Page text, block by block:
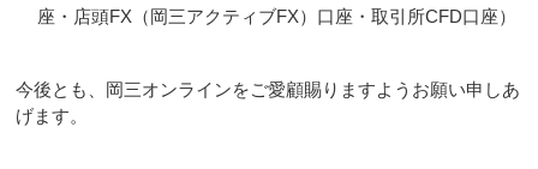
座・店頭FX（岡三アクティブFX）口座・取引所CFD口座）
今後とも、岡三オンラインをご愛顧賜りますようお願い申しあ
げます。